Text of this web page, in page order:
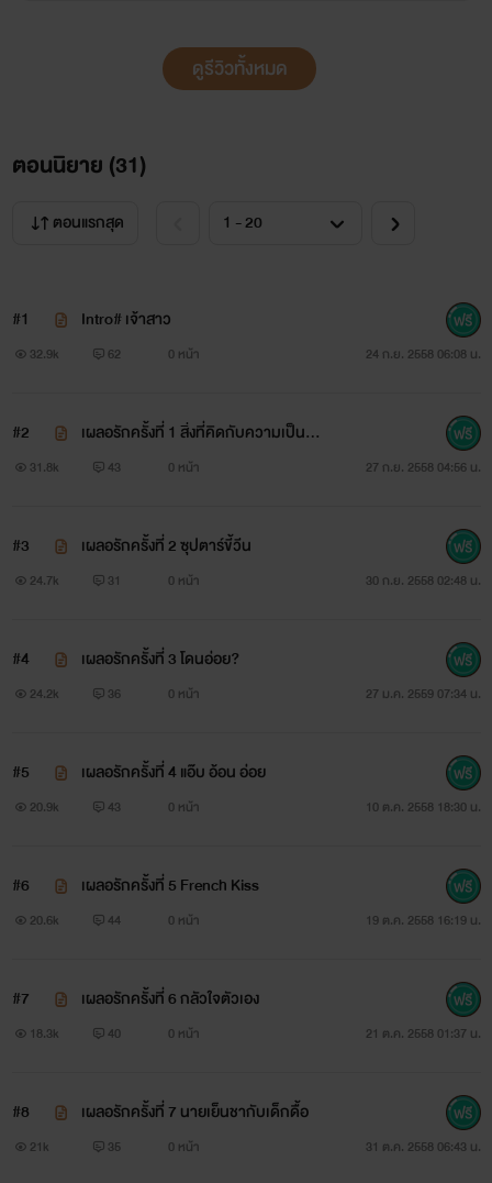
สวัสดีค่ะทุกคน แนะนำตัวกันหน่อย เราชื่อน้ำค้างนะคะ อายุ 24 ปี
จะเรียกเราว่า พี่น้ำ หรือว่า ไรท์ ก็ตามสะดวกเลยนะคะ (ขออย่าง
เดียวอย่าเรียกป้านะ มันตะเตือนไต T^T)
เอาล่ะมาเข้าเรื่องกันบ้าง หลังจากที่เรื่อง
วุ่นนัก...ดันหลงรักฝาแฝด
กระแสตอบรับดีเกินคาดจนได้รับการตีพิมพ์แล้ว (ถึงจะปิดพรีแล้ว
แต่สามารถสั่งซื้อที่เพจได้นะคะ แอบขายของเบาๆ
) เราก็ได้ฤกษ์เปิดเรื่องของ "มิน" พระรองหนุ่มแว่นผู้แสนดี ที่มี
มาพูดถึงเนื้อเรื่องกันบ้างดีกว่า ที่เราตั้งชื่อเรื่องนี้ว่า... Love
ยุ่งนัก...ดันเผลอรักซุปตาร์
ก็เพราะเป็นซีรีส์เดียวกันกับเรื่องของ "คิม-มิกเซอร์" นั่นเอง แต่
ดูรีวิวทั้งหมด
ตอนนิยาย (31)
ตอนแรกสุด
#1 Intro# เจ้าสาว
32.9k 62 0 หน้า 24 ก.ย. 2558 06:08 น.
#2
เผลอรักครั้งที่ 1 สิ่งที่คิดกับความเป็นจริ
31.8k 43 0 หน้า 27 ก.ย. 2558 04:56 น.
#3 เผลอรักครั้งที่ 2 ซุปตาร์ขี้วีน
24.7k 31 0 หน้า 30 ก.ย. 2558 02:48 น.
#4 เผลอรักครั้งที่ 3 โดนอ่อย?
24.2k 36 0 หน้า 27 ม.ค. 2559 07:34 น.
#5 เผลอรักครั้งที่ 4 แอ๊บ อ้อน อ่อย
20.9k 43 0 หน้า 10 ต.ค. 2558 18:30 น.
#6 เผลอรักครั้งที่ 5 French Kiss
20.6k 44 0 หน้า 19 ต.ค. 2558 16:19 น.
#7 เผลอรักครั้งที่ 6 กลัวใจตัวเอง
18.3k 40 0 หน้า 21 ต.ค. 2558 01:37 น.
#8 เผลอรักครั้งที่ 7 นายเย็นชากับเด็กดื้อ
21k 35 0 หน้า 31 ต.ค. 2558 06:43 น.